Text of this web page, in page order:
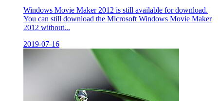
Windows Movie Maker 2012 is still available for download.
You can still download the Microsoft Windows Movie Maker
2012 without...
2019-07-16